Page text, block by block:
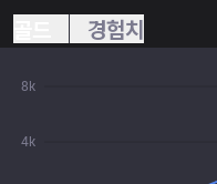
경험치
4k
8k